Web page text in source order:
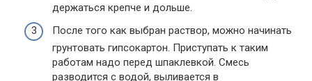
держаться крепче и дольше.
После того как выбран раствор, можно начинать
грунтовать гипсокартон. Приступать к таким
работам надо перед шпаклевкой. Смесь
разводится с водой, выливается в